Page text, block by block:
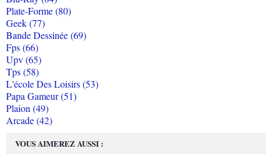
VOUS AIMEREZ AUSSI :
Plate-Forme (80)
Geek (77)
Bande Dessinée (69)
Fps (66)
Upv (65)
Tps (58)
L'école Des Loisirs (53)
Papa Gameur (51)
Plaion (49)
Arcade (42)